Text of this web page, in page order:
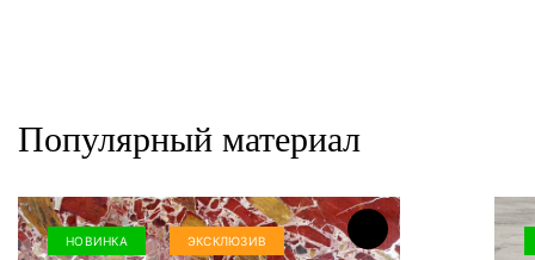
Популярный материал
НОВИНКА ЭКСКЛЮЗИВ